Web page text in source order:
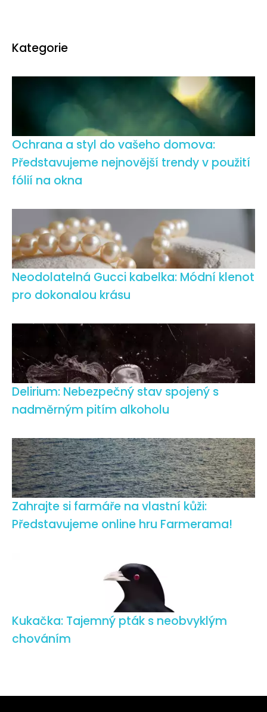
Kategorie
Ochrana a styl do vašeho domova:
Představujeme nejnovější trendy v použití
fólií na okna
Neodolatelná Gucci kabelka: Módní klenot
pro dokonalou krásu
Delirium: Nebezpečný stav spojený s
nadměrným pitím alkoholu
Zahrajte si farmáře na vlastní kůži:
Představujeme online hru Farmerama!
Kukačka: Tajemný pták s neobvyklým
chováním